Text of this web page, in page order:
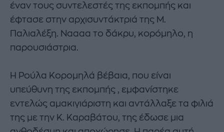
έναν τους συντελεστές της εκπομπής και
έφτασε στην αρχισυντάκτριά της Μ.
Παλιαλέξη. Ναααα το δάκρυ, κορόμηλο, η
παρουσιάστρια.
Η Ρούλα Κορομηλά βέβαια, που είναι
υπεύθυνη της εκπομπής , εμφανίστηκε
εντελώς αμακιγιάριστη και αντάλλαξε τα φιλιά
της με την Κ. Καραβάτου, της έδωσε μια